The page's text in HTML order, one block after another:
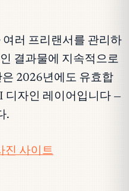
러 프리랜서를 관리하
결과물에 지속적으로
2026년에도 유효합
디자인 레이어입니다 —
.
진 사이트